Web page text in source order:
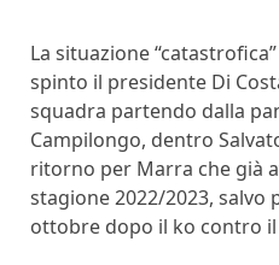
La situazione
spinto il presidente Di
squadra partendo dalla
Campilongo, dentro
ritorno per Marra che già
stagione 2022/2023, salvo
ottobre dopo il ko contro